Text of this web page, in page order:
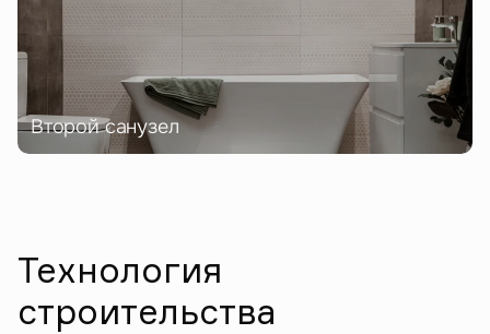
Второй санузел
Технология
строительства